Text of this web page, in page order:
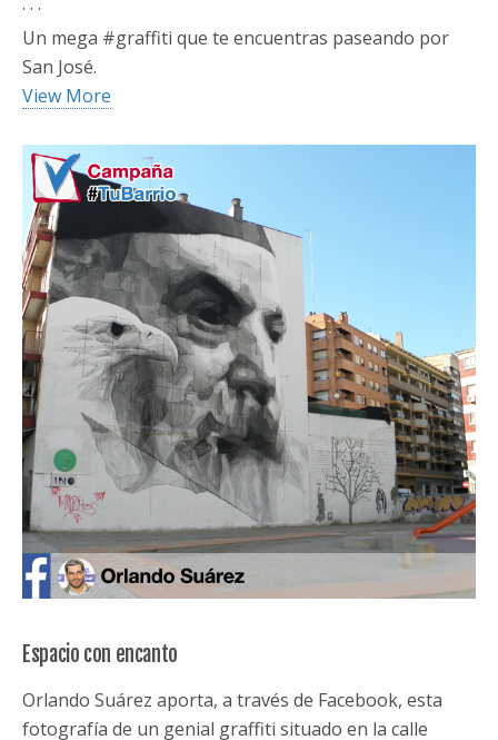
· · ·
Un mega #graffiti que te encuentras paseando por
San José.
View More
Espacio con encanto
Orlando Suárez aporta, a través de Facebook, esta
fotografía de un genial graffiti situado en la calle